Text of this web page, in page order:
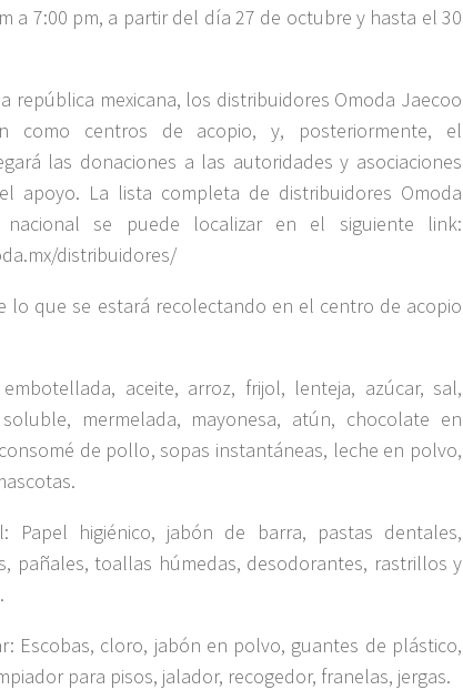
a 7:00 pm, a partir del día 27 de octubre y hasta el 30
república mexicana, los distribuidores Omoda Jaecoo
como centros de acopio, y, posteriormente, el
las donaciones a las autoridades y asociaciones
apoyo. La lista completa de distribuidores Omoda
se puede localizar en el siguiente link:
distribuidores/
lo que se estará recolectando en el centro de acopio
embotellada, aceite, arroz, frijol, lenteja, azúcar, sal,
mermelada, mayonesa, atún, chocolate en
de pollo, sopas instantáneas, leche en polvo,
Papel higiénico, jabón de barra, pastas dentales,
pañales, toallas húmedas, desodorantes, rastrillos y
Escobas, cloro, jabón en polvo, guantes de plástico,
para pisos, jalador, recogedor, franelas, jergas.